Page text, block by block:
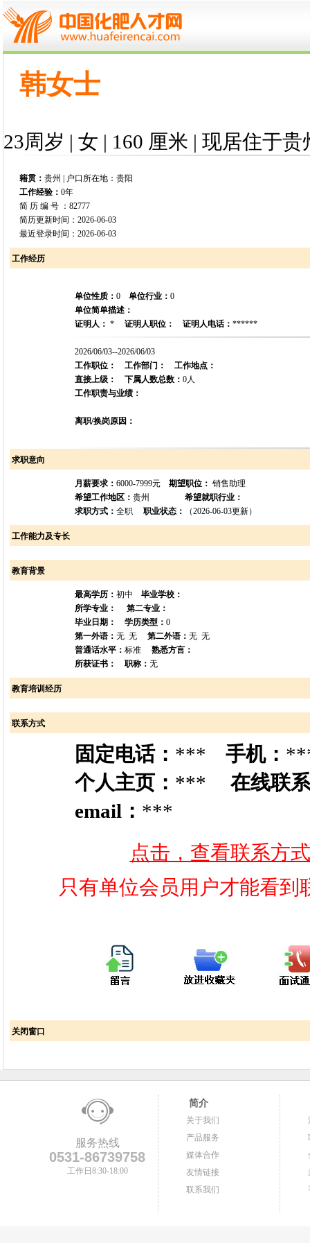
韩女士
23周岁 | 女 | 160 厘米 | 现居住于贵
籍贯： 贵州 | 户口所在地：贵阳
工作经验： 0年
简 历 编 号 ：82777
简历更新时间：2026-06-03
最近登录时间：2026-06-03
工作经历
单位性质： 0 单位行业： 0
单位简单描述：
证明人： * 证明人职位： 证明人电话： ******
2026/06/03--2026/06/03
工作职位：
工作部门：
工作地点：
直接上级：
下属人数总数： 0人
工作职责与业绩：
离职/换岗原因：
求职意向
月薪要求： 6000-7999元 期望职位： 销售助理
希望工作地区： 贵州 希望就职行业：
求职方式： 全职 职业状态： （2026-06-03更新）
工作能力及专长
教育背景
最高学历： 初中 毕业学校：
所学专业：
第二专业：
毕业日期：
学历类型： 0
第一外语： 无 无 第二外语： 无 无
普通话水平： 标准 熟悉方言：
所获证书：
职称： 无
教育培训经历
联系方式
固定电话： *** 手机：
个人主页： *** 在线联
email： ***
点击，查看联系方
只有单位会员用户才能看到
关闭窗口
服务热线
0531-86739758
工作日8:30-18:00
简介
关于我们
产品服务
媒体合作
友情链接
联系我们